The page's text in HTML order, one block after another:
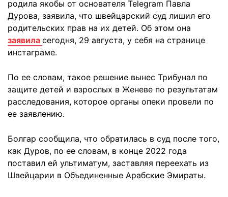
родила якобы от основателя Telegram Павла
Дурова, заявила, что швейцарский суд лишил его
родительских прав на их детей. Об этом она
заявила сегодня, 29 августа, у себя на странице
инстаграме.
По ее словам, такое решение вынес Трибунал по
защите детей и взрослых в Женеве по результатам
расследования, которое органы опеки провели по
ее заявлению.
Болгар сообщила, что обратилась в суд после того,
как Дуров, по ее словам, в конце 2022 года
поставил ей ультиматум, заставляя переехать из
Швейцарии в Объединенные Арабские Эмираты.